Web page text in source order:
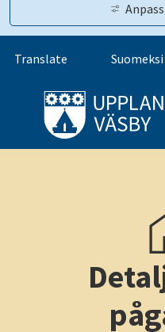
Gå till innehåll
Translate Suomeksi